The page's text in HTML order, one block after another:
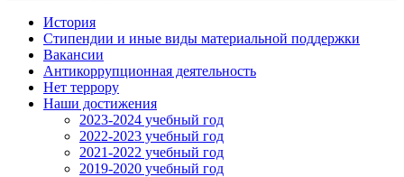
История
Стипендии и иные виды материальной поддержки
Вакансии
Антикоррупционная деятельность
Нет террору
Наши достижения
2023-2024 учебный год
2022-2023 учебный год
2021-2022 учебный год
2019-2020 учебный год